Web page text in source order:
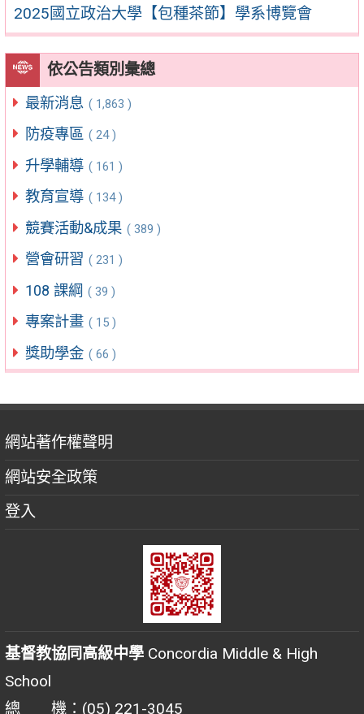
2025國立政治大學【包種茶節】學系博覽會
依公告類別彙總
最新消息 ( 1,863 )
防疫專區 ( 24 )
升學輔導 ( 161 )
教育宣導 ( 134 )
競賽活動&成果 ( 389 )
營會研習 ( 231 )
108 課綱 ( 39 )
專案計畫 ( 15 )
獎助學金 ( 66 )
網站著作權聲明
網站安全政策
登入
基督教協同高級中學 Concordia Middle & High
School
總 機：(05) 221-3045